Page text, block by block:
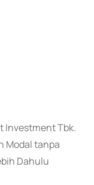
Investment Tbk.
Modal tanpa
Dahulu